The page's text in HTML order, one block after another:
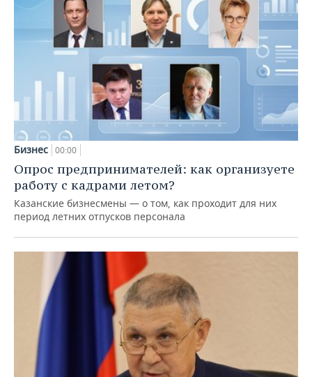
Бизнес 00:00
Опрос предпринимателей: как организуете
работу с кадрами летом?
Казанские бизнесмены — о том, как проходит для них
период летних отпусков персонала